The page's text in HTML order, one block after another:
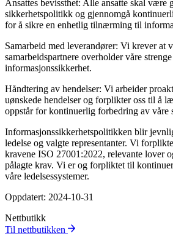
Ansattes bevissthet: Alle ansatte skal være
sikkerhetspolitikk og gjennomgå
for å sikre en enhetlig tilnærming til
Samarbeid med leverandører: Vi krever at
samarbeidspartnere overholder våre
informasjonssikkerhet.
Håndtering av hendelser: Vi arbeider
uønskede hendelser og forplikter oss til å
oppstår for kontinuerlig forbedring av våre
Informasjonssikkerhetspolitikken blir
ledelse og valgte representanter. Vi
kravene ISO 27001:2022, relevante lover
pålagte krav. Vi er og forpliktet til
våre ledelsessystemer.
Oppdatert: 2024-10-31
Nettbutikk
Til nettbutikken